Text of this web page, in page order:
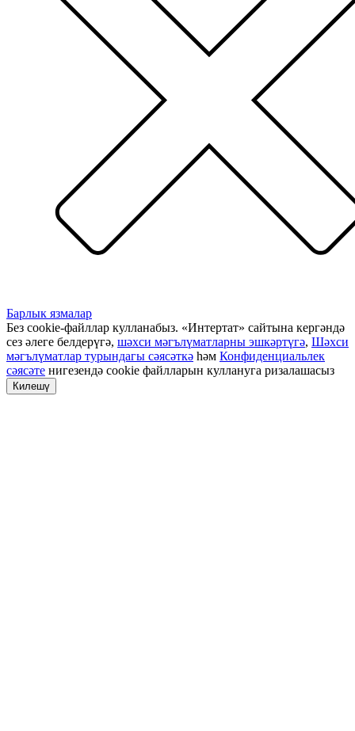
Барлык язмалар
Без cookie-файллар кулланабыз. «Интертат» сайтына кергәндә
сез әлеге белдерүгә, шәхси мәгълүматларны эшкәртүгә, Шәхси
мәгълүматлар турындагы сәясәткә һәм Конфиденциальлек
сәясәте нигезендә cookie файлларын куллануга ризалашасыз
Килешү